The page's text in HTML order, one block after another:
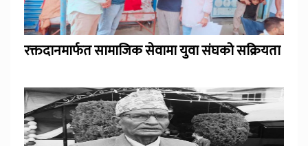
रक्तदानमार्फत सामाजिक सेवामा युवा संघको सक्रियता